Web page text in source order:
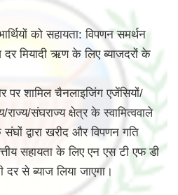
को सहायता: विपणन समर्थन
दर मियादी ऋण के लिए ब्याजदरों के
पर शामिल चैनलाइजिंग एजेंसियों/
संघराज्य क्षेत्र के स्वामित्ववाले
द्वारा खरीद और विपणन गति
सहायता के लिए एन एस टी एफ डी
दर से ब्याज लिया जाएगा।